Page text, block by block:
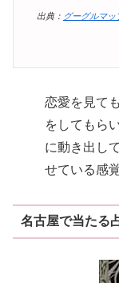
出典： グーグルマッ
恋愛を見て
をしてもら
に動き出し
せている感
名古屋で当たる